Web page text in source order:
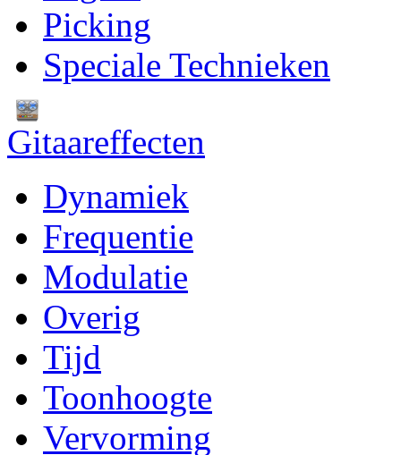
Picking
Speciale Technieken
Gitaareffecten
Dynamiek
Frequentie
Modulatie
Overig
Tijd
Toonhoogte
Vervorming